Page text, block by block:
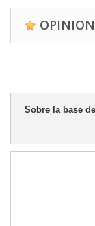
Sobre la base de